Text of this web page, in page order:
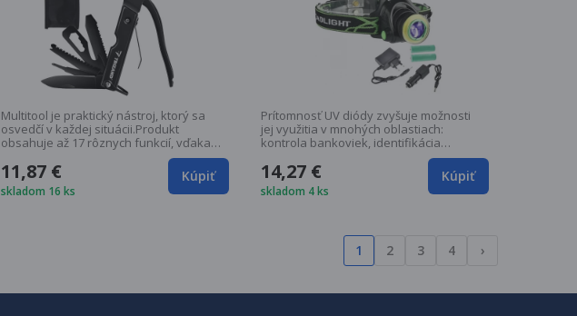
Multitool je praktický nástroj, ktorý sa
osvedčí v každej situácii.Produkt
obsahuje až 17 rôznych funkcií, vďaka
11,87 €
skladom 16 ks
Kúpiť
Prítomnosť UV diódy zvyšuje možnosti
jej využitia v mnohých oblastiach:
kontrola bankoviek, identifikácia
14,27 €
skladom 4 ks
Kúpiť
1 2 3 4 ›